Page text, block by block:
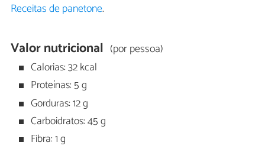
Receitas de panetone.
Valor nutricional (por pessoa)
Calorias: 32 kcal
Proteínas: 5 g
Gorduras: 12 g
Carboidratos: 45 g
Fibra: 1 g